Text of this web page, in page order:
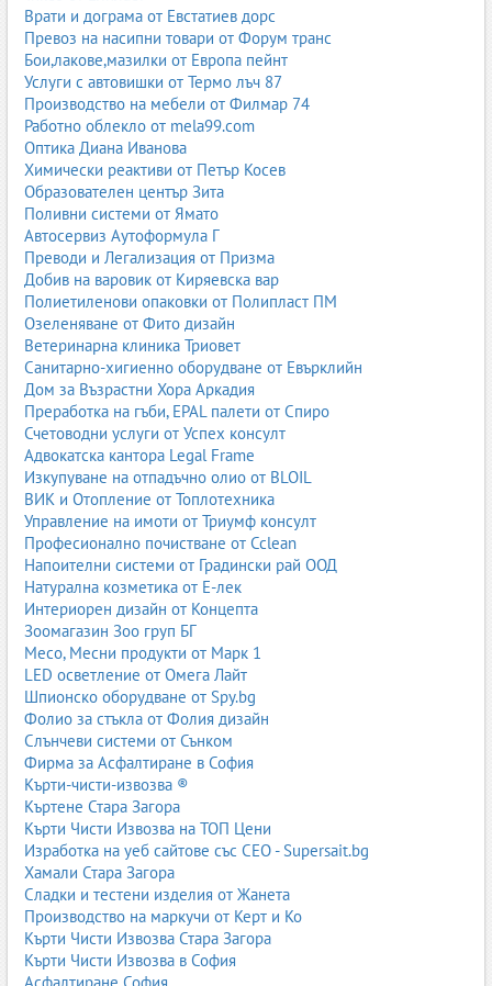
олимпиади и състезания
международни езикови изпити
Те предлагат:
примерни тестове по формата на изпита
подробни решения и обяснения
стратегии за решаване на задачи
съвети за управление на времето
самооценка и проследяване на напредъка
Добре подбраното помагало може да бъде решаващ фактор за
успеха на ученика.
Дигитални учебници и онлайн учебни помагала
Дигитализацията навлезе и в света на учебниците и
помагалата. Все повече издателства и платформи предлагат:
електронни учебници
интерактивни уроци
онлайн тестове и упражнения
видео уроци
виртуални класни стаи
платформи за учители и ученици
Дигиталните ресурси позволяват:
учене от всяко място и по всяко време
адаптивно обучение според нивото на ученика
моментална обратна връзка
по-голяма ангажираност чрез мултимедия
Много книжарници и доставчици в категорията „Учебници,
учебни помагала“ в Business.bg предлагат комбинирани
решения – печатни издания плюс достъп до онлайн
платформи.
Ролята на книжарниците и онлайн книжарниците
Книжарниците – физически и онлайн – са основният канал,
чрез който учебниците и помагалата достигат до ученици,
родители и учители. Те предлагат:
пълни комплекти по клас и предмет
възможност за поръчка по списък от училище
консултация при избор на помагала
онлайн поръчки и доставка до адрес или училище
Врати и дограма от Евстатиев дорс
Превоз на насипни товари от Форум транс
Бои,лакове,мазилки от Европа пейнт
Услуги с автовишки от Термо лъч 87
Производство на мебели от Филмар 74
Работно облекло от mela99.com
Оптика Диана Иванова
Химически реактиви от Петър Косев
Образователен център Зита
Поливни системи от Ямато
Автосервиз Аутоформула Г
Преводи и Легализация от Призма
Добив на варовик от Киряевска вар
Полиетиленови опаковки от Полипласт ПМ
Озеленяване от Фито дизайн
Ветеринарна клиника Триовет
Санитарно-хигиенно оборудване от Евърклийн
Дом за Възрастни Хора Аркадия
Преработка на гъби, EPAL палети от Спиро
Счетоводни услуги от Успех консулт
Адвокатска кантора Legal Frame
Изкупуване на отпадъчно олио от BLOIL
ВИК и Отопление от Топлотехника
Управление на имоти от Триумф консулт
Професионално почистване от Cclean
Напоителни системи от Градински рай ООД
Натурална козметика от Е-лек
Интериорен дизайн от Концепта
Зоомагазин Зоо груп БГ
Месо, Месни продукти от Марк 1
LED осветление от Омега Лайт
Шпионско оборудване от Spy.bg
Фолио за стъкла от Фолия дизайн
Слънчеви системи от Сънком
Фирма за Асфалтиране в София
Кърти-чисти-извозва ®
Къртене Стара Загора
Кърти Чисти Извозва на ТОП Цени
Изработка на уеб сайтове със СЕО - Supersait.bg
Хамали Стара Загора
Сладки и тестени изделия от Жанета
Производство на маркучи от Керт и Ко
Кърти Чисти Извозва Стара Загора
Кърти Чисти Извозва в София